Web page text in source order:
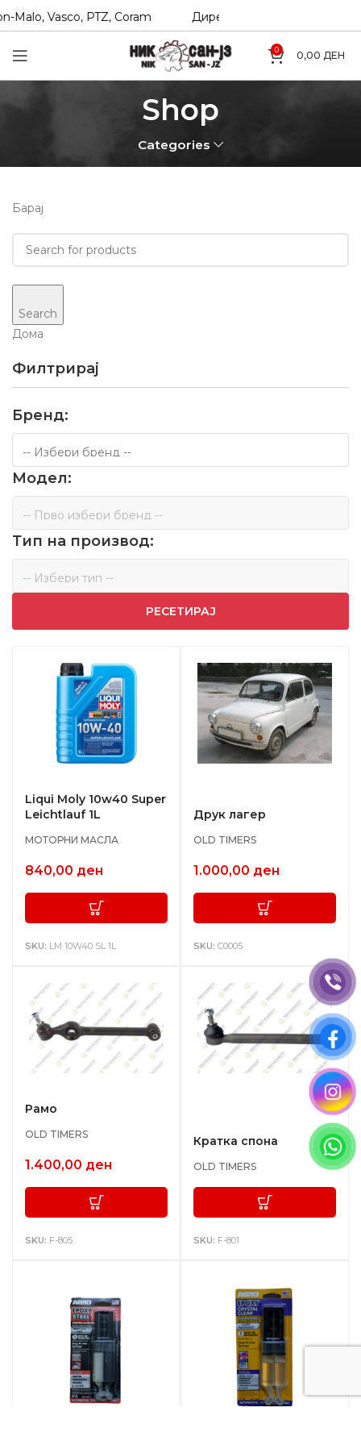
Vasco, PTZ, Coram Директни увозници на Hexol,
0 0,00 ДЕН
Shop
Categories
Барај
Search
Дома
Филтрирај
Бренд:
Модел:
Тип на производ:
РЕСЕТИРАЈ
Liqui Moly 10w40 Super
Leichtlauf 1L
МОТОРНИ МАСЛА
840,00 ден
SKU: LM 10W40 SL 1L
Друк лагер
OLD TIMERS
1.000,00 ден
SKU: C0005
Рамо
OLD TIMERS
1.400,00 ден
SKU: F-805
Кратка спона
OLD TIMERS
SKU: F-801